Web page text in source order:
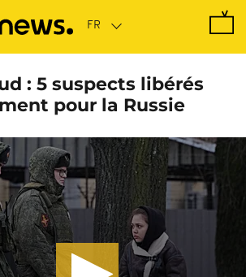
: 5 suspects libérés
pour la Russie